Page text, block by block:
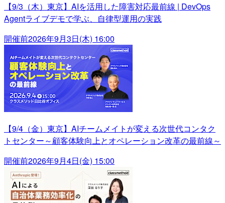
【9/3（木）東京】AIを活用した障害対応最前線 | DevOps
Agentライブデモで学ぶ、自律型運用の実践
開催前2026年9月3日(木) 16:00
【9/4（金）東京】AIチームメイトが変える次世代コンタク
トセンター～顧客体験向上とオペレーション改革の最前線～
開催前2026年9月4日(金) 15:00